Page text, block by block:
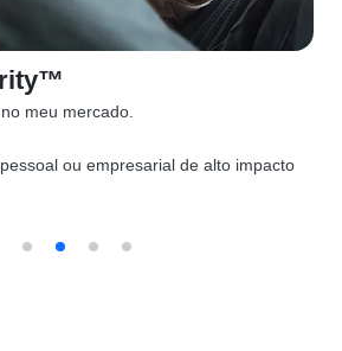
meu mercado.
ou empresarial de alto impacto